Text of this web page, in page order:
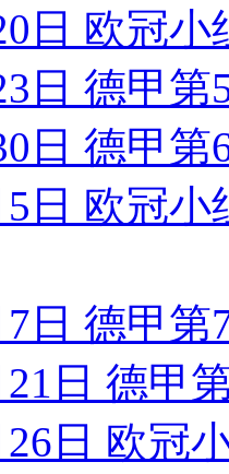
日 欧冠
日 德甲
日 德甲
5日 欧冠
7日 德甲
21日 德甲
26日 欧冠